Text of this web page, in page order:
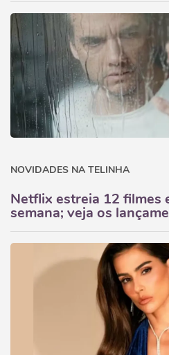
NOVIDADES NA TELINHA
Netflix estreia 12 filmes
semana; veja os